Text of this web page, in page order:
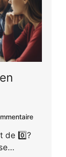
de 0️⃣?